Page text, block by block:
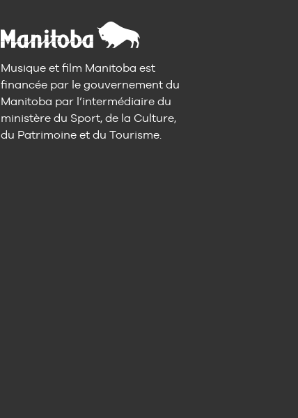
Musique et film Manitoba est
financée par le gouvernement du
Manitoba par l’intermédiaire du
ministère du Sport, de la Culture,
du Patrimoine et du Tourisme.